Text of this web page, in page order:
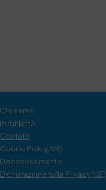
Chi siamo
Pubblicità
Contatti
Cookie Policy (UE)
Disconoscimento
Dichiarazione sulla Privacy (UE)